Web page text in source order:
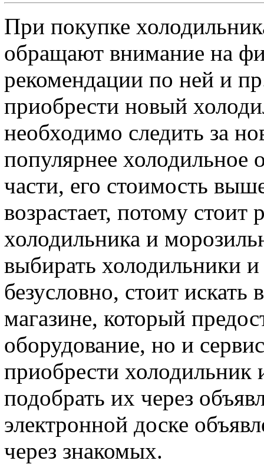
При покупке
обращают внимание на
рекомендации по ней и
приобрести новый
необходимо следить за
популярнее холодильное
части, его стоимость
возрастает, потому стоит
холодильника и
выбирать холодильники
безусловно, стоит
магазине, который
оборудование, но и
приобрести
подобрать их через
электронной доске
через знакомых.